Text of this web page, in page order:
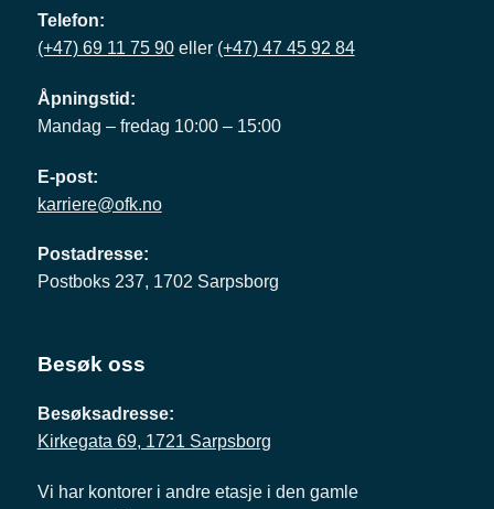
Telefon:
(+47) 69 11 75 90eller (+47) 47 45 92 84
Åpningstid:
Mandag – fredag 10:00 – 15:00
E-post:
karriere@ofk.no
Postadresse:
Postboks 237, 1702 Sarpsborg
Besøk oss
Besøksadresse:
Kirkegata 69, 1721 Sarpsborg
Vi har kontorer i andre etasje i den gamle